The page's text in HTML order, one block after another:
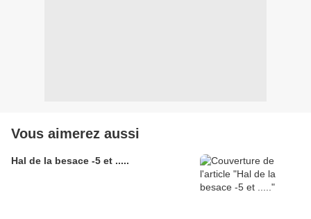
Vous aimerez aussi
Hal de la besace -5 et .....